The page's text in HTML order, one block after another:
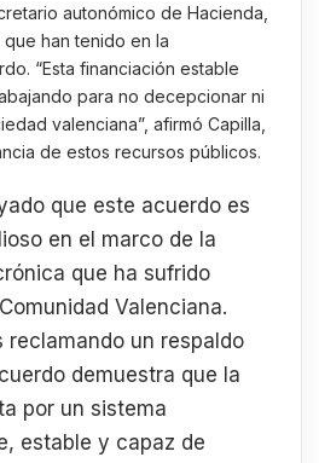
autonómico de Hacienda,
han tenido en la
“Esta financiación estable
para no decepcionar ni
valenciana”, afirmó Capilla,
de estos recursos públicos.
que este acuerdo es
en el marco de la
que ha sufrido
Valenciana.
reclamando un respaldo
demuestra que la
por un sistema
estable y capaz de